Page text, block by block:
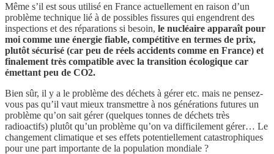
Même s’il est sous utilisé en France actuellement en raison d’un
problème technique lié à de possibles fissures qui engendrent des
inspections et des réparations si besoin, le nucléaire apparaît pour
moi comme une énergie fiable, compétitive en termes de prix,
plutôt sécurisé (car peu de réels accidents comme en France) et
finalement très compatible avec la transition écologique car
émettant peu de CO2.
Bien sûr, il y a le problème des déchets à gérer etc. mais ne pensez-
vous pas qu’il vaut mieux transmettre à nos générations futures un
problème qu’on sait gérer (quelques tonnes de déchets très
radioactifs) plutôt qu’un problème qu’on va difficilement gérer… Le
changement climatique et ses effets potentiellement catastrophiques
pour une part importante de la population mondiale ?